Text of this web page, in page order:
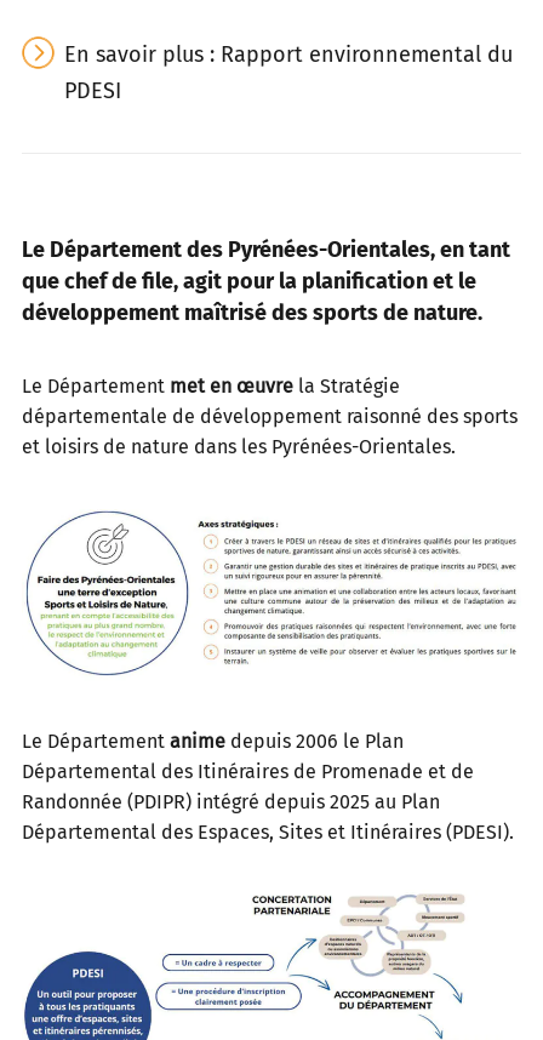
En savoir plus : Rapport environnemental du
PDESI
Le Département des Pyrénées-Orientales, en tant
que chef de file, agit pour la planification et le
développement maîtrisé des sports de nature.
Le Département met en œuvre la Stratégie
départementale de développement raisonné des sports
et loisirs de nature dans les Pyrénées-Orientales.
Le Département anime depuis 2006 le Plan
Départemental des Itinéraires de Promenade et de
Randonnée (PDIPR) intégré depuis 2025 au Plan
Départemental des Espaces, Sites et Itinéraires (PDESI).